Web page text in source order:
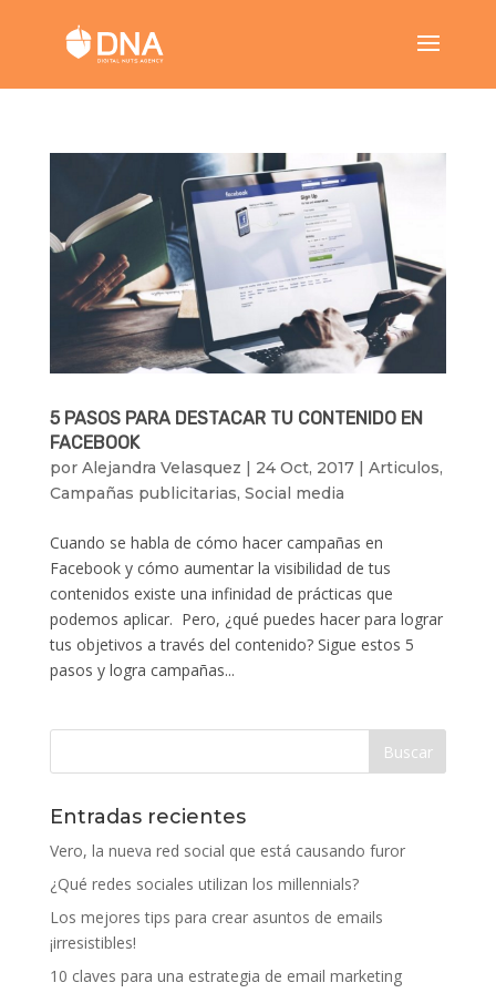
5 PASOS PARA DESTACAR TU CONTENIDO EN
FACEBOOK
por Alejandra Velasquez | 24 Oct, 2017| Articulos,
Campañas publicitarias, Social media
Cuando se habla de cómo hacer campañas en
Facebook y cómo aumentar la visibilidad de tus
contenidos existe una infinidad de prácticas que
podemos aplicar. Pero, ¿qué puedes hacer para lograr
tus objetivos a través del contenido? Sigue estos 5
pasos y logra campañas...
Entradas recientes
Vero, la nueva red social que está causando furor
¿Qué redes sociales utilizan los millennials?
Los mejores tips para crear asuntos de emails
¡irresistibles!
10 claves para una estrategia de email marketing